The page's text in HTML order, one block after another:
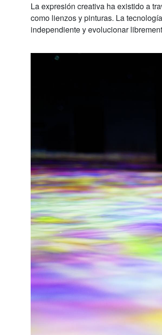
La expresión creativa ha existido a
como lienzos y pinturas. La
independiente y evolucionar